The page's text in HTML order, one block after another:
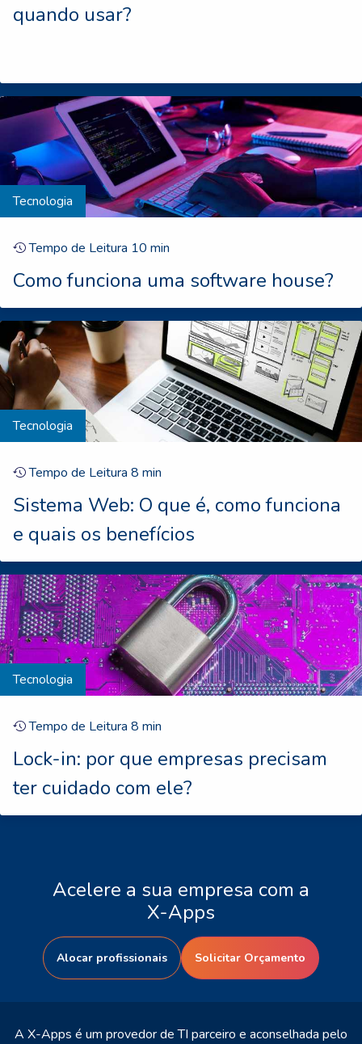
quando usar?
Tecnologia
Tempo de Leitura 10 min
Como funciona uma software house?
Tecnologia
Tempo de Leitura 8 min
Sistema Web: O que é, como funciona
e quais os benefícios
Tecnologia
Tempo de Leitura 8 min
Lock-in: por que empresas precisam
ter cuidado com ele?
Acelere a sua empresa com a
X-Apps
Alocar profissionais Solicitar Orçamento
A X-Apps é um provedor de TI parceiro e aconselhada pelo